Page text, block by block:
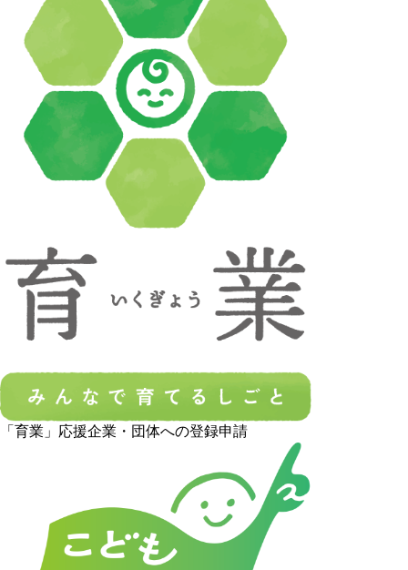
「育業」応援企業・団体への登録申請